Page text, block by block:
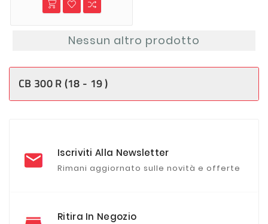
Nessun altro prodotto
CB 300 R (18 - 19 )
Iscriviti Alla Newsletter
Rimani aggiornato sulle novità e offerte
Ritira In Negozio